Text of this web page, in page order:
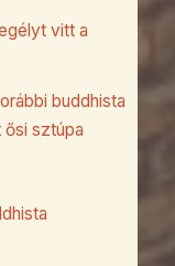
vitt a
buddhista
ősi sztúpa